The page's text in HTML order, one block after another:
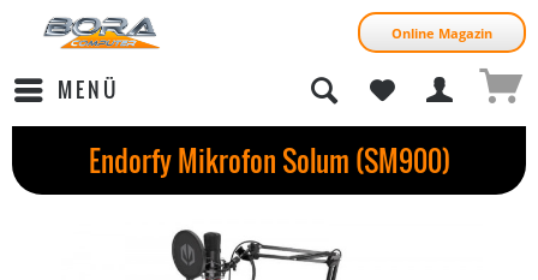
Online Magazin
MENÜ
Endorfy Mikrofon Solum (SM900)